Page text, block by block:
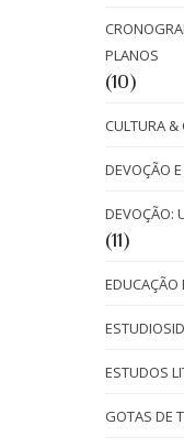
PLANOS
(10)
CULTURA &
DEVOÇÃO
DEVOÇÃO:
(11)
EDUCAÇÃO
ESTUDOS
GOTAS DE